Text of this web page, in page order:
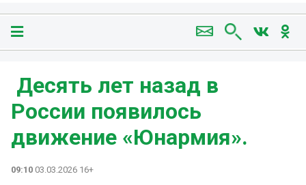
️ Десять лет назад в
России появилось
движение «Юнармия».
09:10 03.03.2026 16+